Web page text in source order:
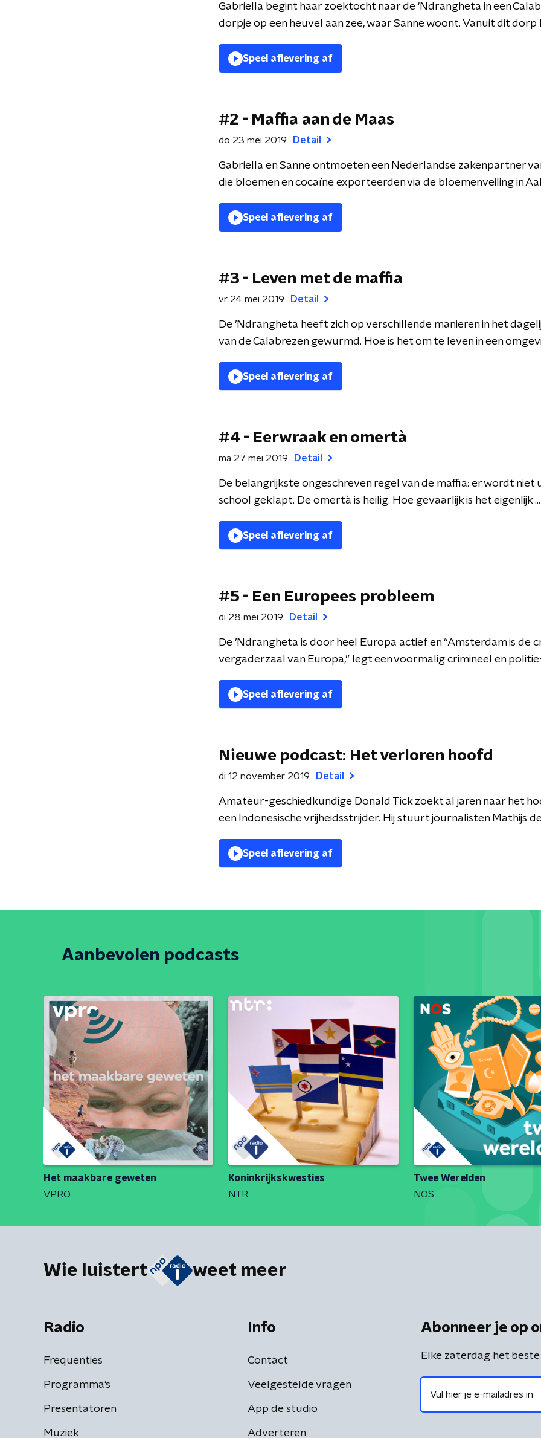
Gabriella begint haar zoektocht naar de 'Ndrangheta in een
dorpje op een heuvel aan zee, waar Sanne woont. Vanuit dit dorp
Speel aflevering af
#2 - Maffia aan de Maas
do 23 mei 2019 Detail
Gabriella en Sanne ontmoeten een Nederlandse zakenpartner
die bloemen en cocaïne exporteerden via de bloemenveiling in
Speel aflevering af
#3 - Leven met de maffia
vr 24 mei 2019 Detail
De ’Ndrangheta heeft zich op verschillende manieren in het
van de Calabrezen gewurmd. Hoe is het om te leven in een
Speel aflevering af
#4 - Eerwraak en omertà
ma 27 mei 2019 Detail
De belangrijkste ongeschreven regel van de maffia: er wordt niet
school geklapt. De omertà is heilig. Hoe gevaarlijk is het eigenlijk ...
Speel aflevering af
#5 - Een Europees probleem
di 28 mei 2019 Detail
De ’Ndrangheta is door heel Europa actief en “Amsterdam is de
vergaderzaal van Europa,” legt een voormalig crimineel en politie-
Speel aflevering af
Nieuwe podcast: Het verloren hoofd
di 12 november 2019 Detail
Amateur-geschiedkundige Donald Tick zoekt al jaren naar het
een Indonesische vrijheidsstrijder. Hij stuurt journalisten Mathijs de
Speel aflevering af
Aanbevolen podcasts
Het maakbare geweten
VPRO
Koninkrijkskwesties
NTR
Twee Werelden
NOS
Wie luistert weet meer
Radio
Frequenties
Programma's
Presentatoren
Muziek
Info
Contact
Veelgestelde vragen
App de studio
Adverteren
Abonneer je op
Elke zaterdag het beste